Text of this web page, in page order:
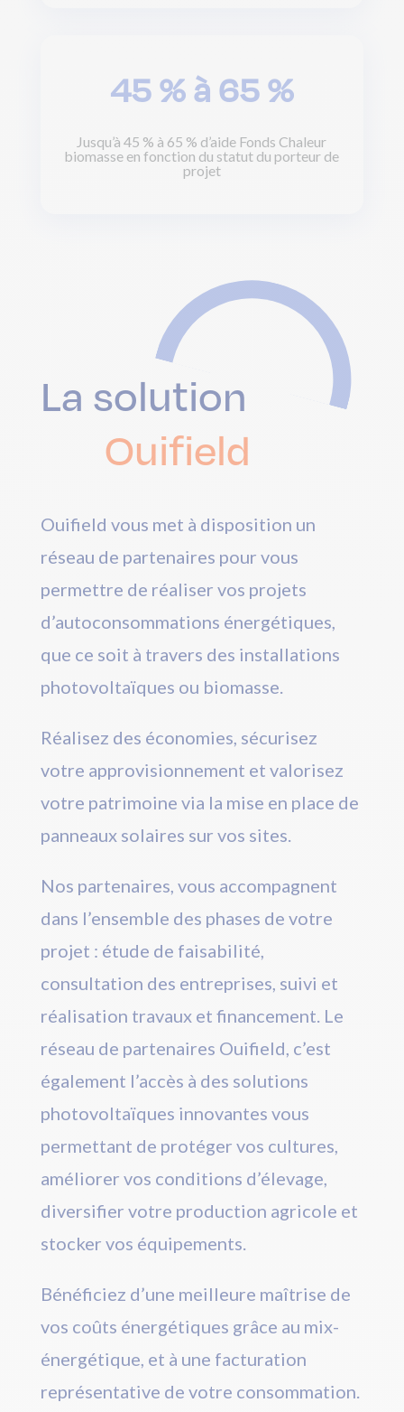
45 % à 65 %
Jusqu’à 45 % à 65 % d’aide Fonds Chaleur
biomasse en fonction du statut du porteur de
projet
La solution
Ouifield
Ouifield vous met à disposition un
réseau de partenaires pour vous
permettre de réaliser vos projets
d’autoconsommations énergétiques,
que ce soit à travers des installations
photovoltaïques ou biomasse.
Réalisez des économies, sécurisez
votre approvisionnement et valorisez
votre patrimoine via la mise en place de
panneaux solaires sur vos sites.
Nos partenaires, vous accompagnent
dans l’ensemble des phases de votre
projet : étude de faisabilité,
consultation des entreprises, suivi et
réalisation travaux et financement. Le
réseau de partenaires Ouifield, c’est
également l’accès à des solutions
photovoltaïques innovantes vous
permettant de protéger vos cultures,
améliorer vos conditions d’élevage,
diversifier votre production agricole et
stocker vos équipements.
Bénéficiez d’une meilleure maîtrise de
vos coûts énergétiques grâce au mix-
énergétique, et à une facturation
représentative de votre consommation.